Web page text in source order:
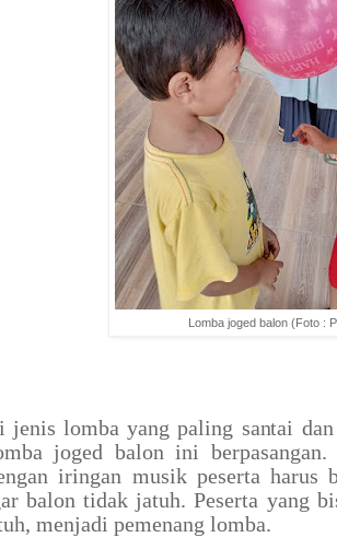
Lomba joged balon (Foto :
jenis lomba yang paling santai
joged balon ini
iringan musik peserta harus
balon tidak jatuh. Peserta yang
menjadi pemenang lomba.